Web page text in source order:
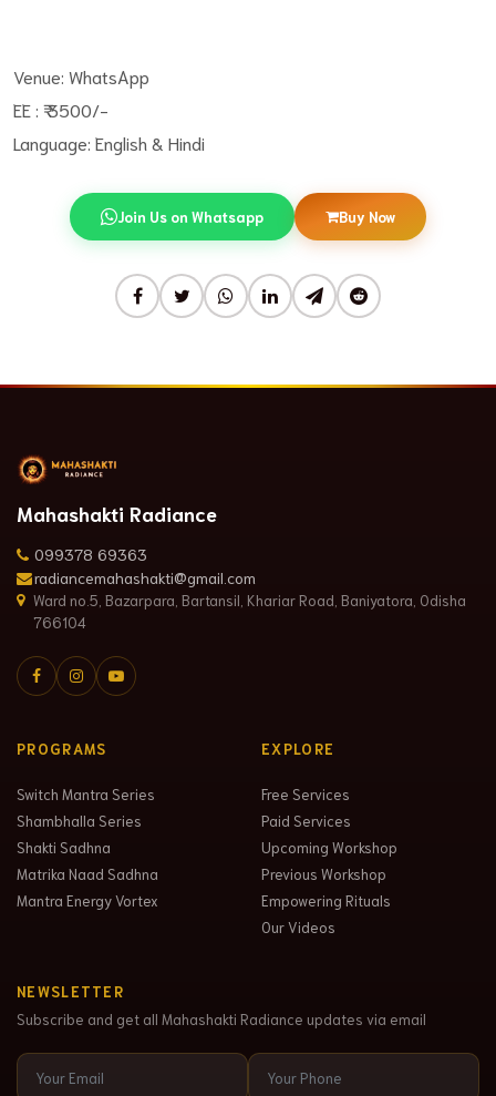
Venue: WhatsApp
EE : ₹ 3500/-
Language: English & Hindi
Join Us on Whatsapp Buy Now
Mahashakti Radiance
099378 69363
radiancemahashakti@gmail.com
Ward no.5, Bazarpara, Bartansil, Khariar Road, Baniyatora, Odisha
766104
PROGRAMS
Switch Mantra Series
Shambhalla Series
Shakti Sadhna
Matrika Naad Sadhna
Mantra Energy Vortex
EXPLORE
Free Services
Paid Services
Upcoming Workshop
Previous Workshop
Empowering Rituals
Our Videos
NEWSLETTER
Subscribe and get all Mahashakti Radiance updates via email